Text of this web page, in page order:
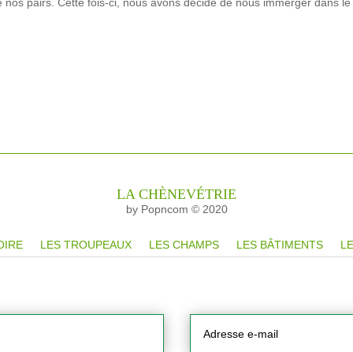
nos pairs. Cette fois-ci, nous avons décidé de nous immerger dans le
LA CHÈNEVÉTRIE
by Popncom © 2020
LES TROUPEAUX LES CHAMPS LES BÂTIMENTS